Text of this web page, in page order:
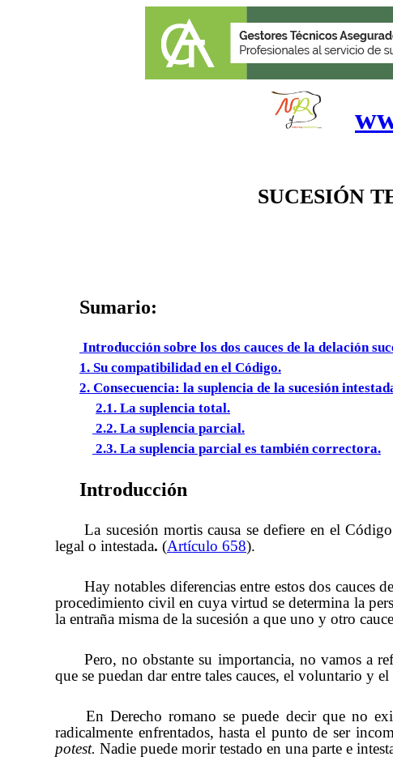
SUCESIÓN
Sumario:
Introducción sobre los dos cauces de la delación
1. Su compatibilidad en el Código.
2. Consecuencia: la suplencia de la sucesión
2.1. La suplencia total.
2.2. La suplencia parcial.
2.3. La suplencia parcial es también correctora.
Introducción
La sucesión mortis causa se defiere en el
legal o intestada. (Artículo 658).
Hay notables diferencias entre estos dos cauces
procedimiento civil en cuya virtud se determina la
la entraña misma de la sucesión a que uno y otro
Pero, no obstante su importancia, no vamos a
que se puedan dar entre tales cauces, el voluntario y el
En Derecho romano se puede decir que no
radicalmente enfrentados, hasta el punto de ser
potest. Nadie puede morir testado en una parte e